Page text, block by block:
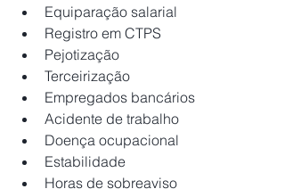
Equiparação salarial
Registro em CTPS
Pejotização
Terceirização
Empregados bancários
Acidente de trabalho
Doença ocupacional
Estabilidade
Horas de sobreaviso